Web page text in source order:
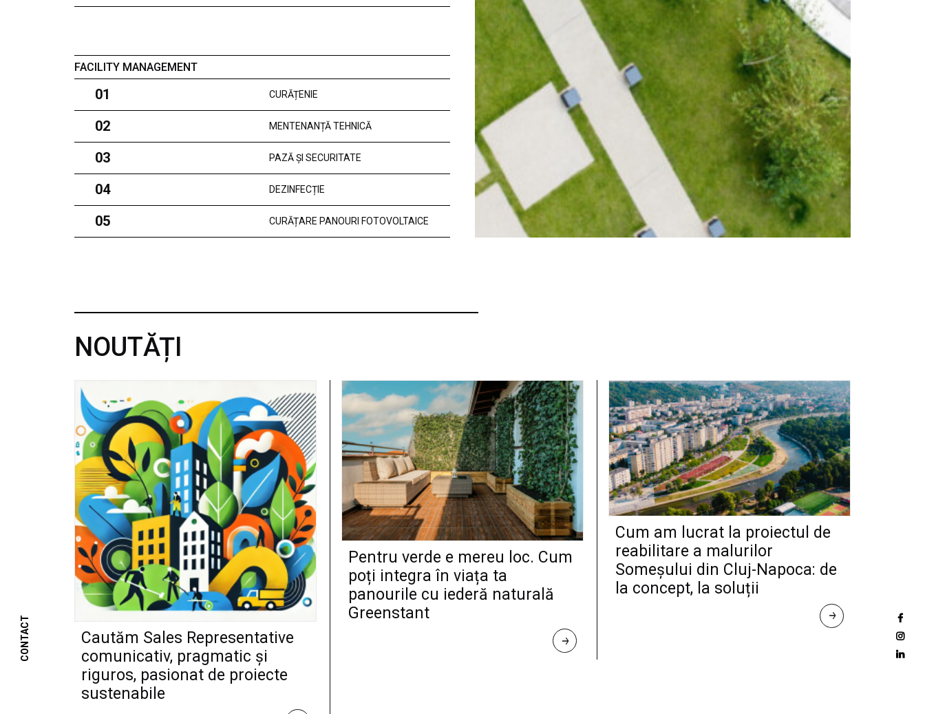
FACILITY MANAGEMENT
01 CURĂȚENIE
02 MENTENANȚĂ TEHNICĂ
03 PAZĂ ȘI SECURITATE
04 DEZINFECȚIE
05 CURĂȚARE PANOURI FOTOVOLTAICE
NOUTĂȚI
Cautăm Sales Representative
comunicativ, pragmatic și
riguros, pasionat de proiecte
sustenabile
Pentru verde e mereu loc. Cum
poți integra în viața ta
panourile cu iederă naturală
Greenstant
R
E
Cum am lucrat la proiectul de
reabilitare a malurilor
Someșului din Cluj-Napoca: de
la concept, la soluții
R
CONTACT